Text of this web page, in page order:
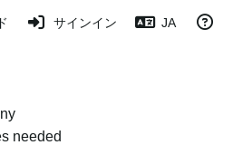
サインイン JA
needed